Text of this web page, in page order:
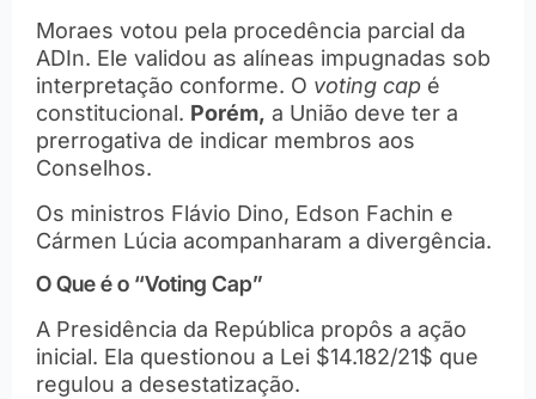
Moraes votou pela procedência parcial da
ADIn. Ele validou as alíneas impugnadas sob
interpretação conforme. O voting cap é
constitucional. Porém, a União deve ter a
prerrogativa de indicar membros aos
Conselhos.
Os ministros Flávio Dino, Edson Fachin e
Cármen Lúcia acompanharam a divergência.
O Que é o “Voting Cap”
A Presidência da República propôs a ação
inicial. Ela questionou a Lei $14.182/21$ que
regulou a desestatização.